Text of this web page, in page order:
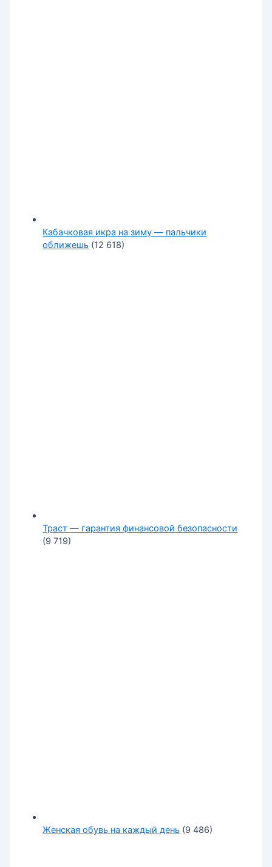
Кабачковая икра на зиму — пальчики
оближешь (12 618)
Траст — гарантия финансовой безопасности
(9 719)
Женская обувь на каждый день (9 486)